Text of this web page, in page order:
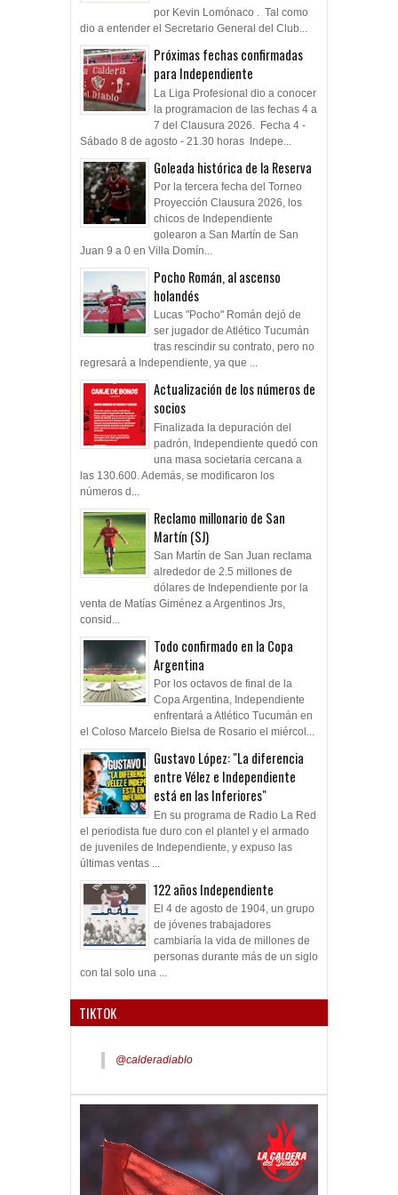
por Kevin Lomónaco . Tal como
dio a entender el Secretario General del Club...
Próximas fechas confirmadas
para Independiente
La Liga Profesional dio a conocer
la programacion de las fechas 4 a
7 del Clausura 2026. Fecha 4 -
Sábado 8 de agosto - 21.30 horas Indepe...
Goleada histórica de la Reserva
Por la tercera fecha del Torneo
Proyección Clausura 2026, los
chicos de Independiente
golearon a San Martín de San
Juan 9 a 0 en Villa Domín...
Pocho Román, al ascenso
holandés
Lucas "Pocho" Román dejó de
ser jugador de Atlético Tucumán
tras rescindir su contrato, pero no
regresará a Independiente, ya que ...
Actualización de los números de
socios
Finalizada la depuración del
padrón, Independiente quedó con
una masa societaria cercana a
las 130.600. Además, se modificaron los
números d...
Reclamo millonario de San
Martín (SJ)
San Martín de San Juan reclama
alrededor de 2.5 millones de
dólares de Independiente por la
venta de Matías Giménez a Argentinos Jrs,
consid...
Todo confirmado en la Copa
Argentina
Por los octavos de final de la
Copa Argentina, Independiente
enfrentará a Atlético Tucumán en
el Coloso Marcelo Bielsa de Rosario el miércol...
Gustavo López: "La diferencia
entre Vélez e Independiente
está en las Inferiores"
En su programa de Radio La Red
el periodista fue duro con el plantel y el armado
de juveniles de Independiente, y expuso las
últimas ventas ...
122 años Independiente
El 4 de agosto de 1904, un grupo
de jóvenes trabajadores
cambiaría la vida de millones de
personas durante más de un siglo
con tal solo una ...
TIKTOK
@calderadiablo